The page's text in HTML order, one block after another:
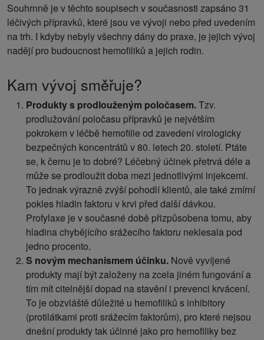
Souhrnně je v těchto soupisech v současnosti zapsáno 31
léčivých přípravků, které jsou ve vývoji nebo před uvedením
na trh. I kdyby nebyly všechny dány do praxe, je jejich vývoj
nadějí pro budoucnost hemofiliků a jejich rodin.
Kam vývoj směřuje?
Produkty s prodlouženým poločasem.Tzv.
prodlužování poločasu přípravků je největším
pokrokem v léčbě hemofilie od zavedení virologicky
bezpečných koncentrátů v 80. letech 20. století. Ptáte
se, k čemu je to dobré? Léčebný účinek přetrvá déle a
může se prodloužit doba mezi jednotlivými injekcemi.
To jednak výrazně zvýší pohodlí klientů, ale také zmírní
pokles hladin faktoru v krvi před další dávkou.
Profylaxe je v současné době přizpůsobena tomu, aby
hladina chybějícího srážecího faktoru neklesala pod
jedno procento.
S novým mechanismem účinku. Nově vyvíjené
produkty mají být založeny na zcela jiném fungování a
tím mít citelnější dopad na stavění i prevenci krvácení.
To je obzvláště důležité u hemofiliků s inhibitory
(protilátkami proti srážecím faktorům), pro které nejsou
dnešní produkty tak účinné jako pro hemofiliky bez